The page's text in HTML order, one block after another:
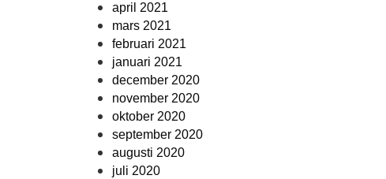
april 2021
mars 2021
februari 2021
januari 2021
december 2020
november 2020
oktober 2020
september 2020
augusti 2020
juli 2020